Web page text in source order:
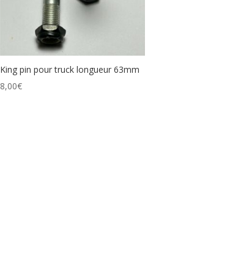
King pin pour truck longueur 63mm
8,00€